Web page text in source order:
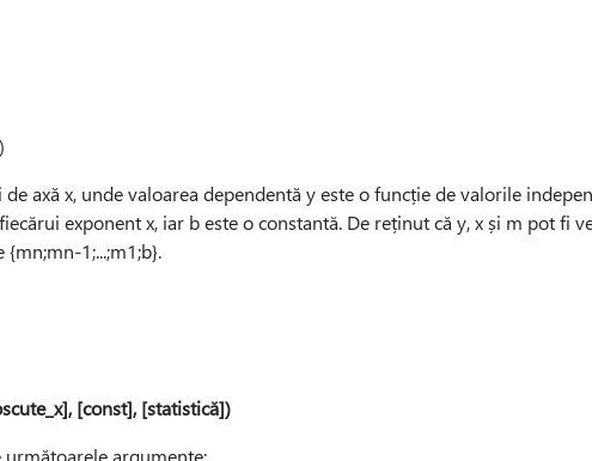
axă x, unde valoarea dependentă y este o funcție de valorile
exponent x, iar b este o constantă. De reținut că y, x și m pot fi
{mn;mn-1;...;m1;b}.
[const], [statistică])
următoarele argumente: